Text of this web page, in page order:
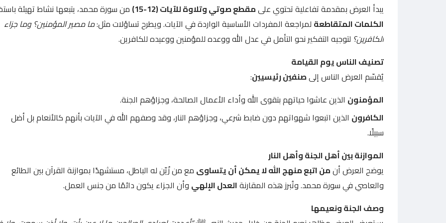
يبدأ العرض بمقدمة تفاعلية تحتوي علىمقطع صوتي وتلاوة للآيات (12-15)
من سورة محمد، يتبعها نشاط تهيئة
الكلمات المتقاطعة لمراجعة المفردات الأساسية الواردة في الآيات. ويطرح تساؤلات مثل:ما مصير المؤمنين؟ وما جزاء
الكافرين؟ لتوجيه التفكير نحو التأمل في عدل الله ووعده للمؤمنين ووعيده للكافرين.
تصنيف الناس يوم القيامة
يُقسّم العرض الناس إلىصنفين رئيسيين:
المؤمنون الذين عاشوا حياتهم بتقوى الله وأداء الأعمال الصالحة، وجزاؤهم الجنة.
الكافرون الذين اتبعوا شهواتهم دون ضابط شرعي، وجزاؤهم النار، وقد وصفهم الله في الآيات بأنهم كالأنعام بل أضل
سبيلًا.
الموازنة بين أهل الجنة وأهل النار
يوضح العرض أنمن اتبع منهج الله لا يمكن أن يتساوى مع من زُيّن له الباطل، مستشهدًا بموازنة القرآن بين الطائع
والعاصي في سورة محمد. وتُبرز هذه المقارنةالعدل الإلهي وأن الجزاء يكون دائمًا من جنس العمل.
وصف الجنة ونعيمها